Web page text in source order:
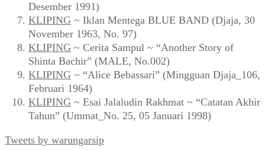
Desember 1991)
KLIPING ~ Iklan Mentega BLUE BAND (Djaja, 30
November 1963, No. 97)
KLIPING ~ Cerita Sampul ~ “Another Story of
Shinta Bachir” (MALE, No.002)
KLIPING ~ “Alice Bebassari” (Mingguan Djaja_106,
Februari 1964)
KLIPING ~ Esai Jalaludin Rakhmat ~ “Catatan Akhir
Tahun” (Ummat_No. 25, 05 Januari 1998)
Tweets by warungarsip